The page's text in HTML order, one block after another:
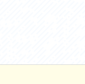
details.
details.